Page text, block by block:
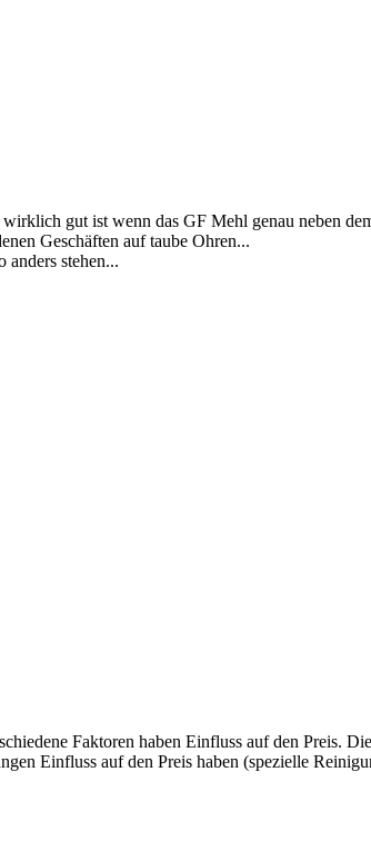
gut ist wenn das GF Mehl genau neben
Geschäften auf taube Ohren...
anders stehen...
Faktoren haben Einfluss auf den Preis.
Einfluss auf den Preis haben (spezielle